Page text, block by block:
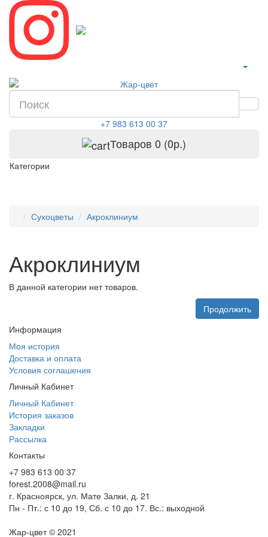
+7 983 613 00 37
Товаров 0 (0р.)
Категории
Сухоцветы Акроклиниум
Акроклиниум
В данной категории нет товаров.
Продолжить
Информация
Моя история
Доставка и оплата
Условия соглашения
Личный Кабинет
Личный Кабинет
История заказов
Закладки
Рассылка
Контакты
+7 983 613 00 37
forest.2008@mail.ru
г. Красноярск, ул. Мате Залки, д. 21
Пн - Пт.: с 10 до 19, Сб. с 10 до 17. Вс.: выходной
Жар-цвет © 2021